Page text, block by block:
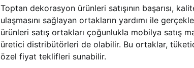
Toptan dekorasyon ürünleri satışının başarısı,
ulaşmasını sağlayan ortakların yardımı ile
ürünleri satış ortakları çoğunlukla mobilya satış
üretici distribütörleri de olabilir. Bu ortaklar,
özel fiyat teklifleri sunabilir.